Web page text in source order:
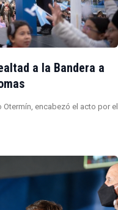
a la Bandera a
encabezó el acto por el